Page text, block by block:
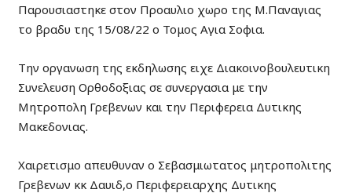
Παρουσιαστηκε στον Προαυλιο χωρο της Μ.Παναγιας
το βραδυ της 15/08/22 ο Τομος Αγια Σοφια.
Την οργανωση της εκδηλωσης ειχε Διακοινοβουλευτικη
Συνελευση Ορθοδοξιας σε συνεργασια με την
Μητροπολη Γρεβενων και την Περιφερεια Δυτικης
Μακεδονιας.
Χαιρετισμο απευθυναν ο Σεβασμιωτατος μητροπολιτης
Γρεβενων κκ Δαυιδ,ο Περιφερειαρχης Δυτικης